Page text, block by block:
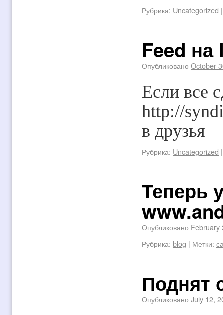
Рубрика: Uncategorized |
Feed
Опубликовано October
Если все
http://
в друзья
Рубрика: Uncategorized |
Теперь
Опубликовано February
Рубрика: blog | Метки:
Поднят
Опубликовано July 12,